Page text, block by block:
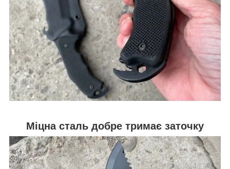
Міцна сталь добре тримає заточку